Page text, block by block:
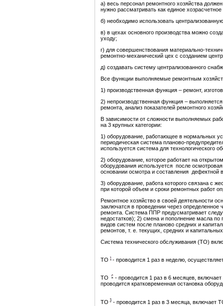
а) весь персонал ремонтного хозяйства
нужно рассматривать как единое
б) необходимо использовать
в) в цехах основного производства можно
уходу;
г) для совершенствования материально-
ремонтно-механический цех с созданием
д) создавать систему централизованного
Все функции выполняемые ремонтным
1) производственная функция – ремонт,
2) непроизводственная функция –
ремонта, анализ показателей ремонтного
В зависимости от сложности выполняемых
на 3 крупных категории:
1) оборудование, работающее в нормальных
периодическая система планово-
используется система для технологического
2) оборудование, которое работает на
оборудования используется после
основании осмотра и составления дефектной
3) оборудование, работа которого связана с
при которой объем и сроки ремонтных работ
Ремонтное хозяйство в своей деятельности
заключатся в проведении через
ремонта. Система ППР предусматривает
недостатков); 2) смена и пополнение масла по
видов систем после планово средних и
ремонтов, т. е. текущих, средних и
Система технического обслуживания (ТО)
ТО - проводится 1 раз в неделю,
ТО
- проводится 1 раз в 6 месяцев,
проводится кратковременная остановка
ТО - проводится 1 раз в 3 месяца, включает